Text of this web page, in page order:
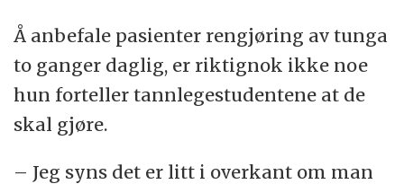
Å anbefale pasienter rengjøring av tunga
to ganger daglig, er riktignok ikke noe
hun forteller tannlegestudentene at de
skal gjøre.
– Jeg syns det er litt i overkant om man